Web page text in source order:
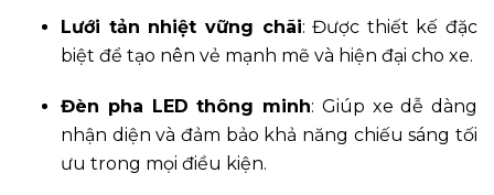
Lưới tản nhiệt vững chãi: Được thiết kế đặc
biệt để tạo nên vẻ mạnh mẽ và hiện đại cho xe.
Đèn pha LED thông minh: Giúp xe dễ dàng
nhận diện và đảm bảo khả năng chiếu sáng tối
ưu trong mọi điều kiện.